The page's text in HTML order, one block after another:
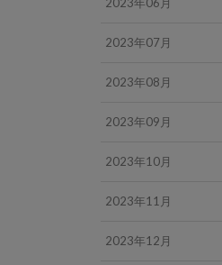
2023年06月
2023年07月
2023年08月
2023年09月
2023年10月
2023年11月
2023年12月